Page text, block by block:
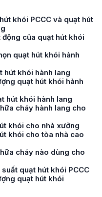
khói PCCC và quạt hút
của quạt hút khói
quạt hút khói hành
hút khói hành lang
quạt hút khói hành
hút khói hành lang
cháy hành lang cho
khói cho nhà xưởng
khói cho tòa nhà cao
cháy nào dùng cho
quạt hút khói PCCC
quạt hút khói